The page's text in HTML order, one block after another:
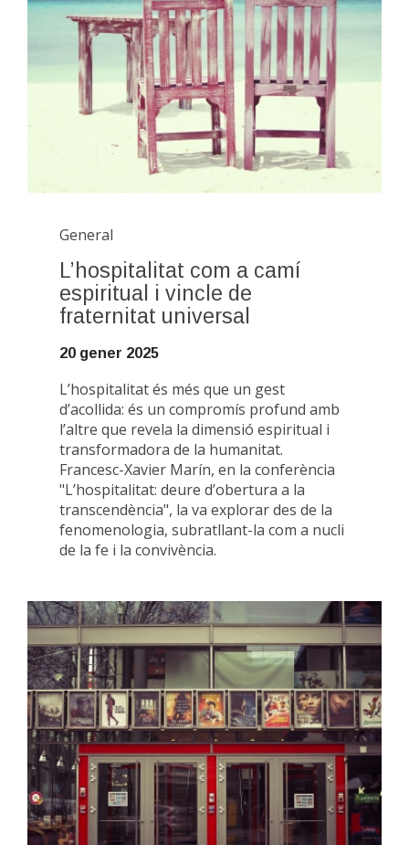
General
L’hospitalitat com a camí
espiritual i vincle de
fraternitat universal
20 gener 2025
L’hospitalitat és més que un gest
d’acollida: és un compromís profund amb
l’altre que revela la dimensió espiritual i
transformadora de la humanitat.
Francesc-Xavier Marín, en la conferència
"L’hospitalitat: deure d’obertura a la
transcendència", la va explorar des de la
fenomenologia, subratllant-la com a nucli
de la fe i la convivència.